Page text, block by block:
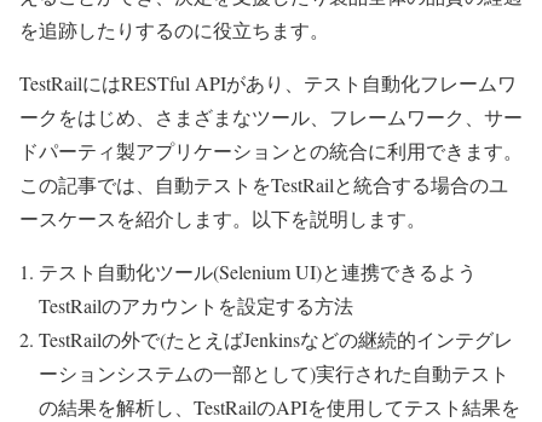
を追跡したりするのに役立ちます。
TestRailにはRESTful APIがあり、テスト自動化フレームワ
ークをはじめ、さまざまなツール、フレームワーク、サー
ドパーティ製アプリケーションとの統合に利用できます。
この記事では、自動テストをTestRailと統合する場合のユ
ースケースを紹介します。以下を説明します。
テスト自動化ツール(Selenium UI)と連携できるよう
TestRailのアカウントを設定する方法
TestRailの外で(たとえばJenkinsなどの継続的インテグレ
ーションシステムの一部として)実行された自動テスト
の結果を解析し、TestRailのAPIを使用してテスト結果を